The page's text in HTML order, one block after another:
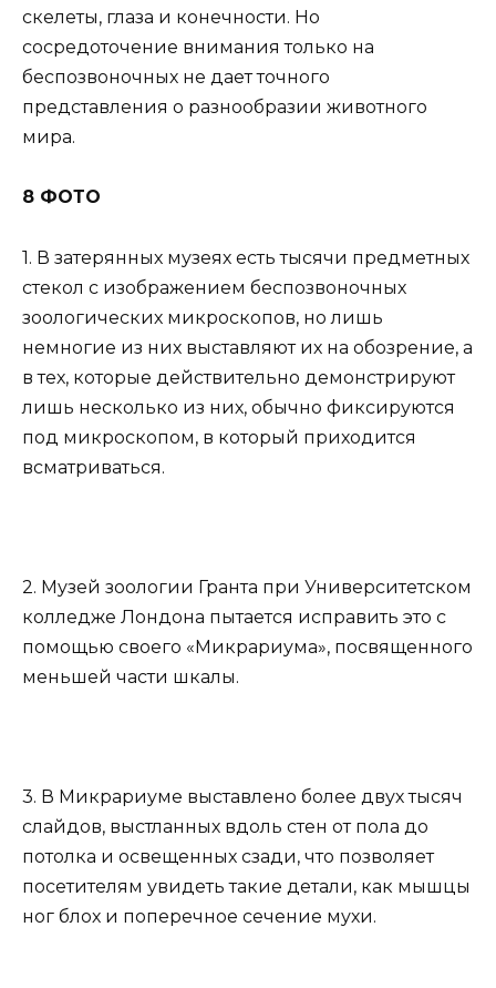
скелеты, глаза и конечности. Но
сосредоточение внимания только на
беспозвоночных не дает точного
представления о разнообразии животного
мира.
8 ФОТО
1. В затерянных музеях есть тысячи предметных
стекол с изображением беспозвоночных
зоологических микроскопов, но лишь
немногие из них выставляют их на обозрение, а
в тех, которые действительно демонстрируют
лишь несколько из них, обычно фиксируются
под микроскопом, в который приходится
всматриваться.
2. Музей зоологии Гранта при Университетском
колледже Лондона пытается исправить это с
помощью своего «Микрариума», посвященного
меньшей части шкалы.
3. В Микрариуме выставлено более двух тысяч
слайдов, выстланных вдоль стен от пола до
потолка и освещенных сзади, что позволяет
посетителям увидеть такие детали, как мышцы
ног блох и поперечное сечение мухи.